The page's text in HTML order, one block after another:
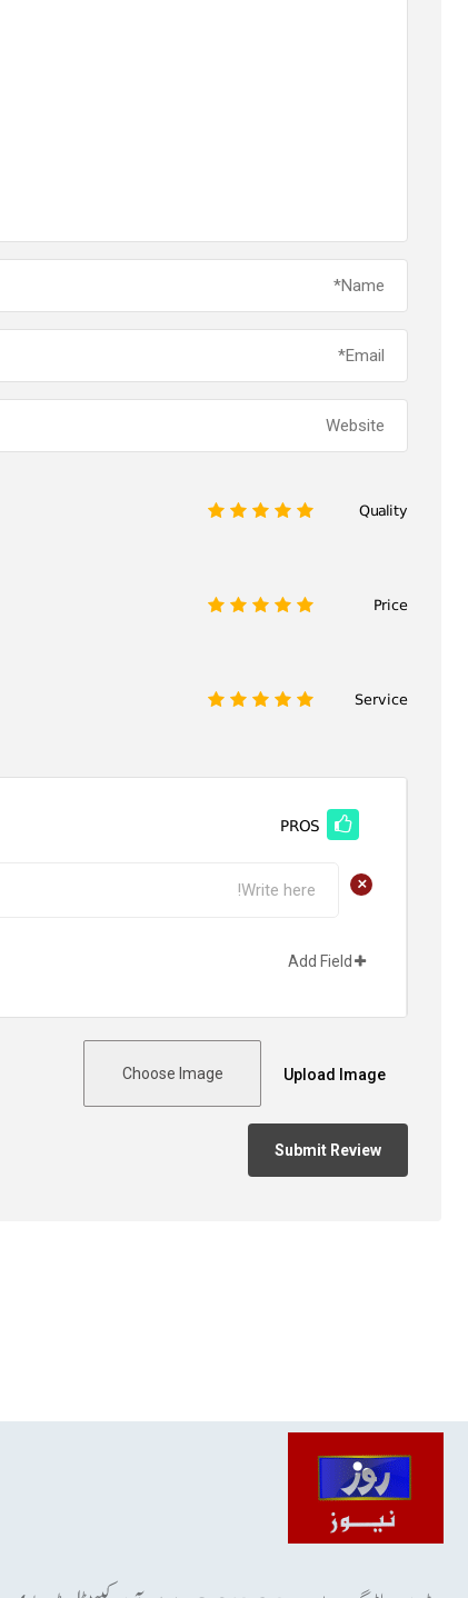
Quality
5
4
3
2
Price
5
4
3
2
Service
5
4
3
2
PROS
+
Add Field
Upload Image
Choose Image